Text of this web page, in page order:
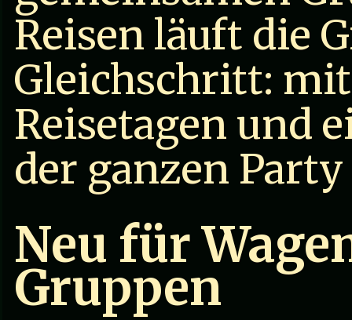
Reisen läuft die
Gleichschritt:
Reisetagen und
der ganzen
Neu für
Gruppen